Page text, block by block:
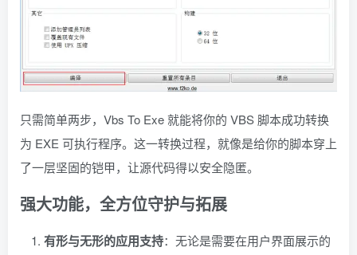
只需简单两步，Vbs To Exe 就能将你的 VBS 脚本成功转换
为 EXE 可执行程序。这一转换过程，就像是给你的脚本穿上
了一层坚固的铠甲，让源代码得以安全隐匿。
强大功能，全方位守护与拓展
有形与无形的应用支持：无论是需要在用户界面展示的